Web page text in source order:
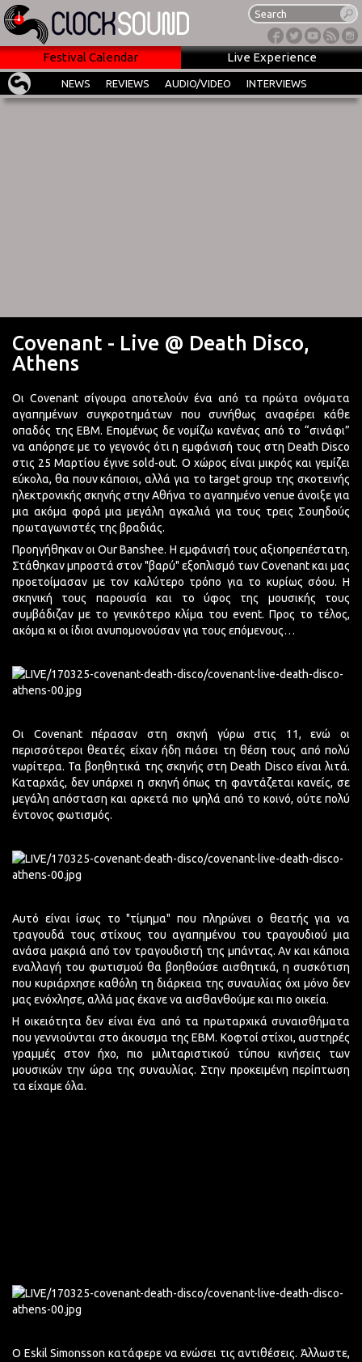
Festival Calendar Live Experience
NEWS REVIEWS AUDIO/VIDEO INTERVIEWS
Covenant - Live @ Death Disco,
Athens
Οι Covenant σίγουρα αποτελούν ένα από τα πρώτα ονόματα
αγαπημένων συγκροτημάτων που συνήθως αναφέρει κάθε
οπαδός της EBM. Επομένως δε νομίζω κανένας από το “σινάφι”
να απόρησε με το γεγονός ότι η εμφάνισή τους στη Death Disco
στις 25 Μαρτίου έγινε sold-out. Ο χώρος είναι μικρός και γεμίζει
εύκολα, θα πουν κάποιοι, αλλά για το target group της σκοτεινής
ηλεκτρονικής σκηνής στην Αθήνα το αγαπημένο venue άνοιξε για
μια ακόμα φορά μια μεγάλη αγκαλιά για τους τρεις Σουηδούς
πρωταγωνιστές της βραδιάς.
Προηγήθηκαν οι Our Banshee. Η εμφάνισή τους αξιοπρεπέστατη.
Στάθηκαν μπροστά στον "βαρύ" εξοπλισμό των Covenant και μας
προετοίμασαν με τον καλύτερο τρόπο για το κυρίως σόου. Η
σκηνική τους παρουσία και το ύφος της μουσικής τους
συμβάδιζαν με το γενικότερο κλίμα του event. Προς το τέλος,
ακόμα κι οι ίδιοι ανυπομονούσαν για τους επόμενους…
Οι Covenant πέρασαν στη σκηνή γύρω στις 11, ενώ οι
περισσότεροι θεατές είχαν ήδη πιάσει τη θέση τους από πολύ
νωρίτερα. Τα βοηθητικά της σκηνής στη Death Disco είναι λιτά.
Καταρχάς, δεν υπάρχει η σκηνή όπως τη φαντάζεται κανείς, σε
μεγάλη απόσταση και αρκετά πιο ψηλά από το κοινό, ούτε πολύ
έντονος φωτισμός.
Αυτό είναι ίσως το "τίμημα" που πληρώνει ο θεατής για να
τραγουδά τους στίχους του αγαπημένου του τραγουδιού μια
ανάσα μακριά από τον τραγουδιστή της μπάντας. Αν και κάποια
εναλλαγή του φωτισμού θα βοηθούσε αισθητικά, η συσκότιση
που κυριάρχησε καθόλη τη διάρκεια της συναυλίας όχι μόνο δεν
μας ενόχλησε, αλλά μας έκανε να αισθανθούμε και πιο οικεία.
Η οικειότητα δεν είναι ένα από τα πρωταρχικά συναισθήματα
που γεννιούνται στο άκουσμα της EBM. Κοφτοί στίχοι, αυστηρές
γραμμές στον ήχο, πιο μιλιταριστικού τύπου κινήσεις των
μουσικών την ώρα της συναυλίας. Στην προκειμένη περίπτωση
τα είχαμε όλα.
Ο Eskil Simonsson κατάφερε να ενώσει τις αντιθέσεις. Άλλωστε,